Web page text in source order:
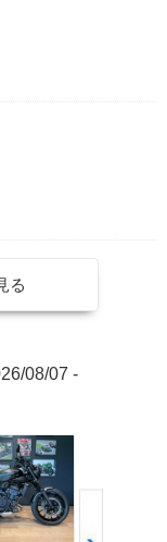
る
08/07 -